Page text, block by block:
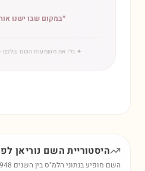
״במקום שבו ישנו
✦ גלו את משמעות השם שלכם · www.shmot-il.com
היסטוריית השם נוריאן
השם מופיע בנתוני הלמ"ס בין השנים